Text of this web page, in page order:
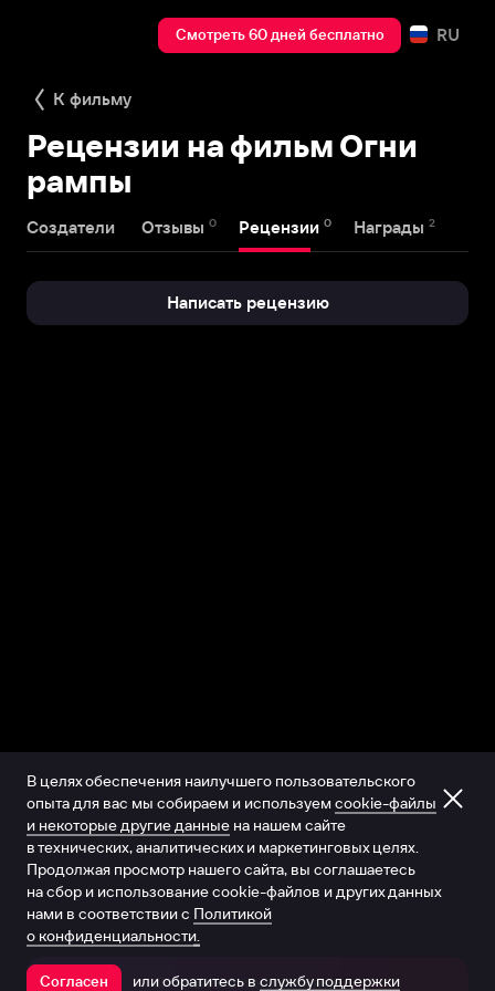
Смотреть 60 дней бесплатно RU
К фильму
Рецензии на фильм Огни
рампы
Создатели Отзывы 0 Рецензии 0 Награды 2
Написать рецензию
Открыть в приложении
В целях обеспечения наилучшего пользовательского
опыта для вас мы собираем и используем cookie-файлы
и некоторые другие данные на нашем сайте
в технических, аналитических и маркетинговых целях.
Продолжая просмотр нашего сайта, вы соглашаетесь
на сбор и использование cookie-файлов и других данных
нами в соответствии с Политикой
о конфиденциальности.
Согласен или обратитесь в службу поддержки